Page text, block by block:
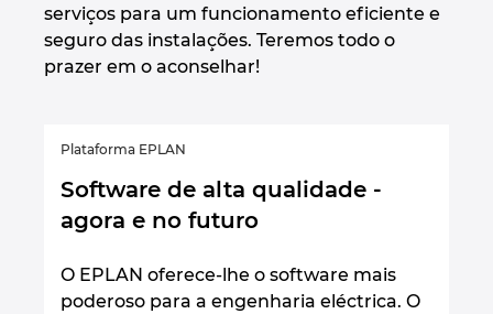
serviços para um funcionamento eficiente e
seguro das instalações. Teremos todo o
prazer em o aconselhar!
Plataforma EPLAN
Software de alta qualidade -
agora e no futuro
O EPLAN oferece-lhe o software mais
poderoso para a engenharia eléctrica. O